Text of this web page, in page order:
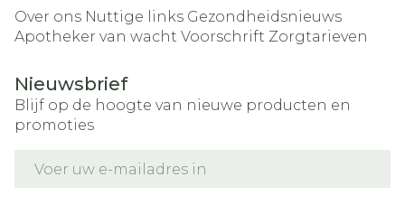
Over ons Nuttige links Gezondheidsnieuws
Apotheker van wacht Voorschrift Zorgtarieven
Nieuwsbrief
Blijf op de hoogte van nieuwe producten en
promoties